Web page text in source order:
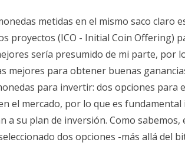
metidas en el mismo saco claro
proyectos (ICO - Initial Coin Offering)
sería presumido de mi parte, por
mejores para obtener buenas
para invertir: dos opciones para
el mercado, por lo que es fundamental
a su plan de inversión. Como
dos opciones -más allá del